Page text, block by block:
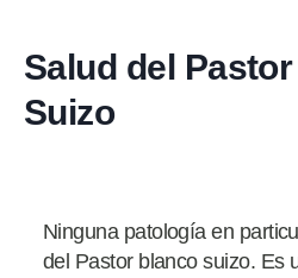
Salud del
Suizo
Ninguna patología en
del Pastor blanco suizo. Es